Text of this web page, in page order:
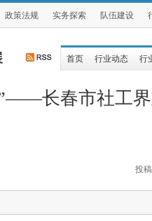
政策法规 实务探索 队伍建设
首页 行业动态 行
长春市社工
投稿